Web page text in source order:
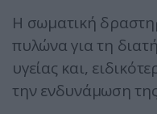
Η σωματική
πυλώνα για τη
υγείας και,
την ενδυνάμωση